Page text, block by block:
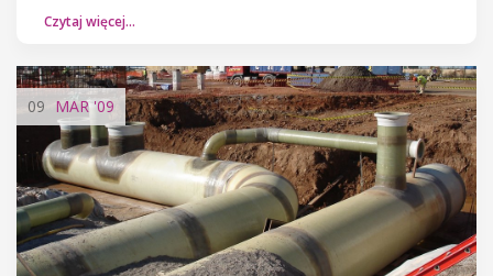
Czytaj więcej…
09 MAR'09